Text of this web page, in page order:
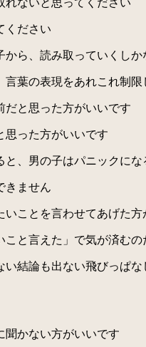
ください
ら、読み取っていくしか
葉の表現をあれこれ制限
と思った方がいいです
った方がいいです
、男の子はパニックにな
きません
ことを言わせてあげた方
と言えた」で気が済むの
結論も出ない飛びっぱ
かない方がいいです